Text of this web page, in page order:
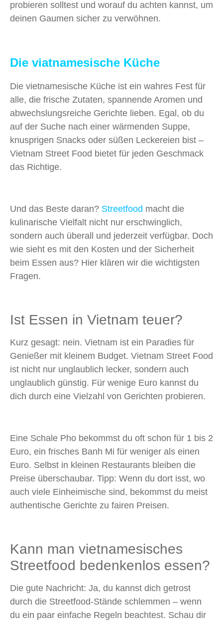
probieren solltest und worauf du achten kannst, um
deinen Gaumen sicher zu verwöhnen.
Die viatnamesische Küche
Die vietnamesische Küche ist ein wahres Fest für
alle, die frische Zutaten, spannende Aromen und
abwechslungsreiche Gerichte lieben. Egal, ob du
auf der Suche nach einer wärmenden Suppe,
knusprigen Snacks oder süßen Leckereien bist –
Vietnam Street Food bietet für jeden Geschmack
das Richtige.
Und das Beste daran? Streetfood macht die
kulinarische Vielfalt nicht nur erschwinglich,
sondern auch überall und jederzeit verfügbar. Doch
wie sieht es mit den Kosten und der Sicherheit
beim Essen aus? Hier klären wir die wichtigsten
Fragen.
Ist Essen in Vietnam teuer?
Kurz gesagt: nein. Vietnam ist ein Paradies für
Genießer mit kleinem Budget. Vietnam Street Food
ist nicht nur unglaublich lecker, sondern auch
unglaublich günstig. Für wenige Euro kannst du
dich durch eine Vielzahl von Gerichten probieren.
Eine Schale Pho bekommst du oft schon für 1 bis 2
Euro, ein frisches Banh Mi für weniger als einen
Euro. Selbst in kleinen Restaurants bleiben die
Preise überschaubar. Tipp: Wenn du dort isst, wo
auch viele Einheimische sind, bekommst du meist
authentische Gerichte zu fairen Preisen.
Kann man vietnamesisches
Streetfood bedenkenlos essen?
Die gute Nachricht: Ja, du kannst dich getrost
durch die Streetfood-Stände schlemmen – wenn
du ein paar einfache Regeln beachtest. Schau dir